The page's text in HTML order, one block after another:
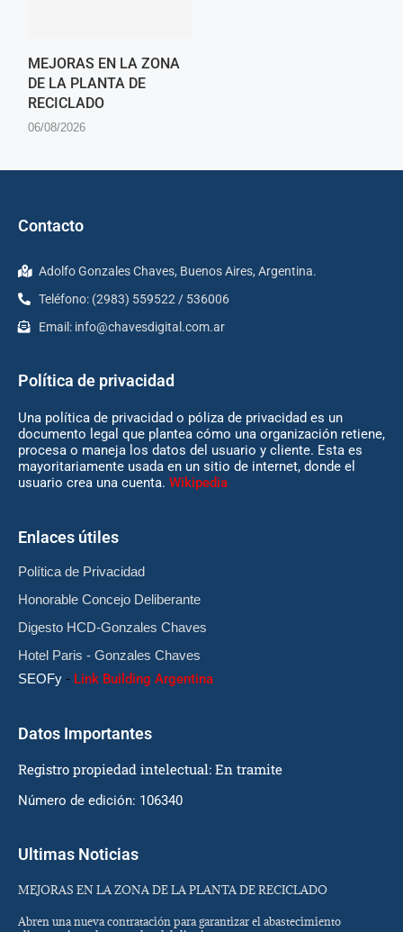
MEJORAS EN LA ZONA
DE LA PLANTA DE
RECICLADO
06/08/2026
Contacto
Adolfo Gonzales Chaves, Buenos Aires, Argentina.
Teléfono: (2983) 559522 / 536006
Email: info@chavesdigital.com.ar
Política de privacidad
Una política de privacidad o póliza de privacidad es un
documento legal que plantea cómo una organización retiene,
procesa o maneja los datos del usuario y cliente. Esta es
mayoritariamente usada en un sitio de internet, donde el
usuario crea una cuenta. Wikipedia
Enlaces útiles
Política de Privacidad
Honorable Concejo Deliberante
Digesto HCD-Gonzales Chaves
Hotel Paris - Gonzales Chaves
SEOFy - Link Building Argentina
Datos Importantes
Registro propiedad intelectual: En tramite
Número de edición: 106340
Ultimas Noticias
MEJORAS EN LA ZONA DE LA PLANTA DE RECICLADO
Abren una nueva contratación para garantizar el abastecimiento